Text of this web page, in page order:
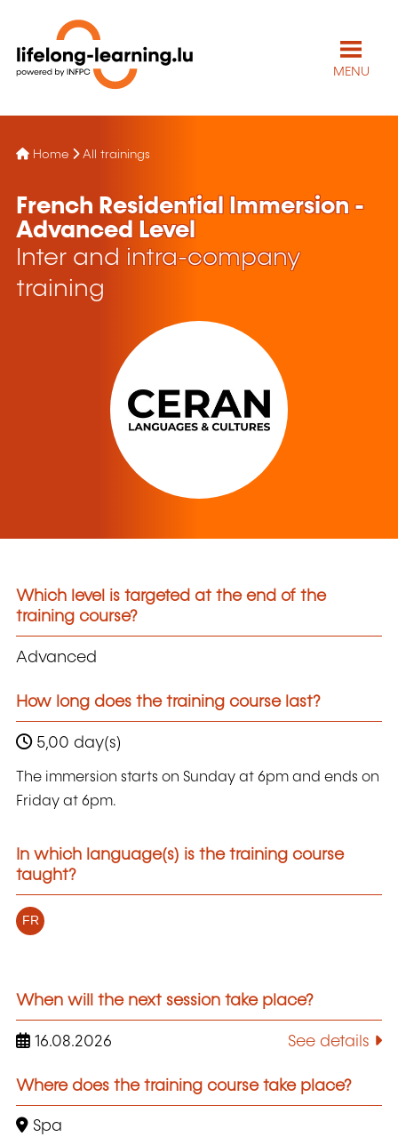
MENU
Home All trainings
French Residential Immersion -
Advanced Level
Inter and intra-company
training
Which level is targeted at the end of the
training course?
Advanced
How long does the training course last?
5,00 day(s)
The immersion starts on Sunday at 6pm and ends on
Friday at 6pm.
In which language(s) is the training course
taught?
FR
When will the next session take place?
16.08.2026 See details
Where does the training course take place?
Spa